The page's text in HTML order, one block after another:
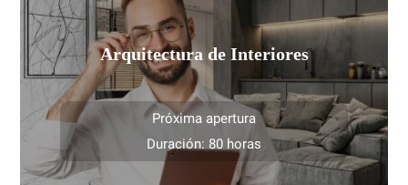
Arquitectura de Interiores
Próxima apertura
Duración: 80 horas